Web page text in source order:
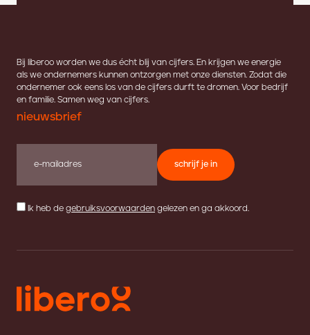
Bij liberoo worden we dus écht blij van cijfers. En krijgen we energie
als we ondernemers kunnen ontzorgen met onze diensten. Zodat die
ondernemer ook eens los van de cijfers durft te dromen. Voor bedrijf
en familie. Samen weg van cijfers.
nieuwsbrief
schrijf je in
Ik heb de gebruiksvoorwaarden gelezen en ga akkoord.